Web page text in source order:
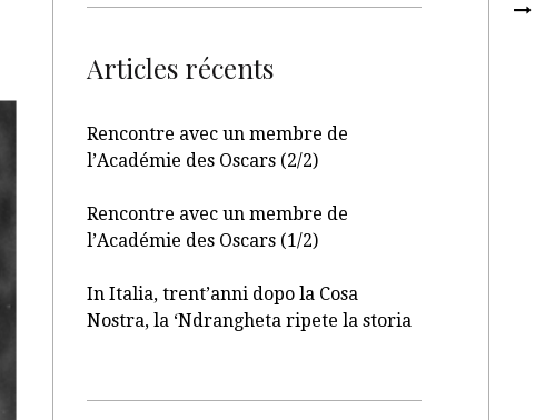
Articles récents
Rencontre avec un membre de
l’Académie des Oscars (2/2)
Rencontre avec un membre de
l’Académie des Oscars (1/2)
In Italia, trent’anni dopo la Cosa
Nostra, la ‘Ndrangheta ripete la storia